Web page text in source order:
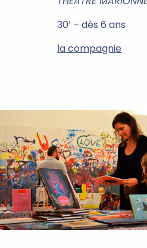
30′ – dès 6 ans
la compagnie